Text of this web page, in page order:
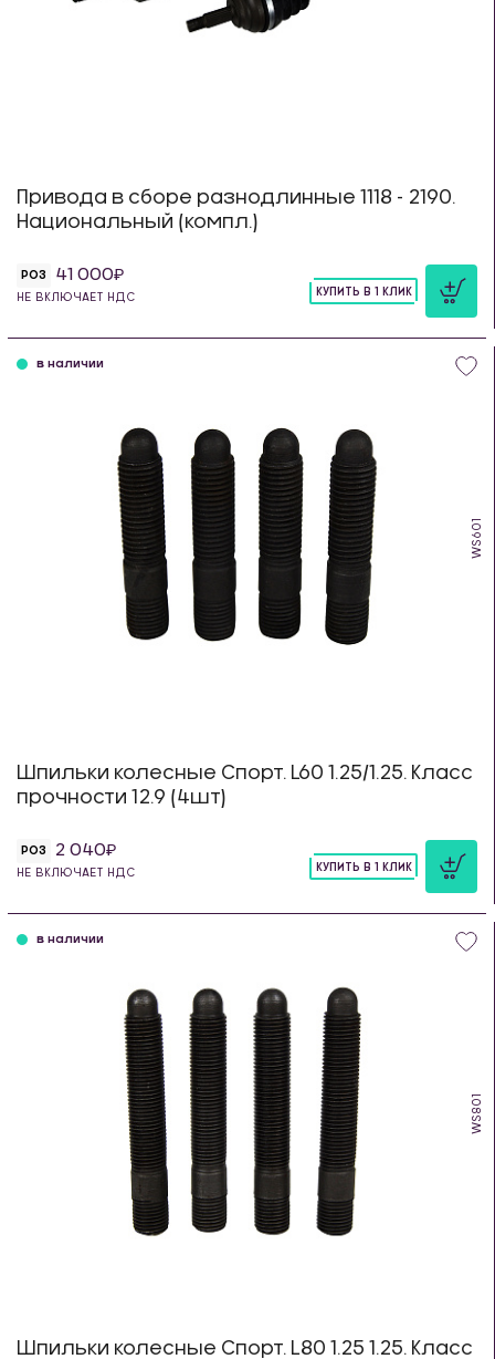
Привода в сборе разнодлинные 1118 - 2190.
Национальный (компл.)
РОЗ 41 000
НЕ ВКЛЮЧАЕТ НДС
КУПИТЬ В 1 КЛИК
WS601
в наличии
Шпильки колесные Спорт. L60 1.25/1.25. Класс
прочности 12.9 (4шт)
РОЗ 2 040
НЕ ВКЛЮЧАЕТ НДС
КУПИТЬ В 1 КЛИК
WS801
в наличии
Шпильки колесные Спорт. L80 1.25 1.25. Класс